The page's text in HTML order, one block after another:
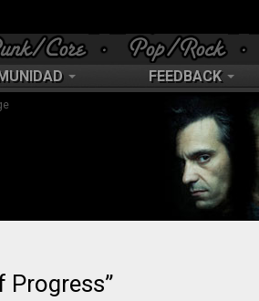
FEEDBACK
Progress